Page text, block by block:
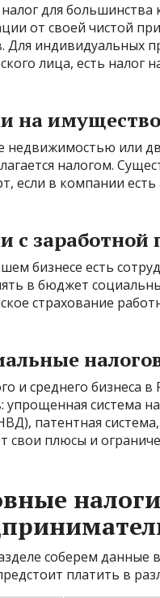
для большинства
от своей чистой
Для индивидуальных
лица, есть налог
на имущество
недвижимостью или
налогом.
если в компании
с заработной
бизнесе есть
в бюджет
страхование
и среднего бизнеса
упрощенная система
патентная
свои плюсы и
соберем данные
платить в